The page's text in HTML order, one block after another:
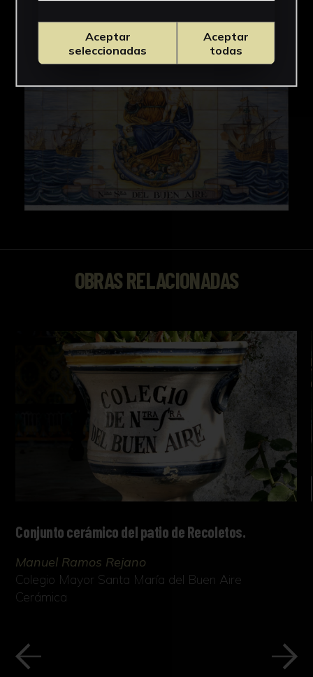
OBRAS RELACIONADAS
Conjunto cerámico del patio de Recoletos.
Manuel Ramos Rejano
Colegio Mayor Santa María del Buen Aire
Cerámica
Aceptar
seleccionadas
Aceptar
todas